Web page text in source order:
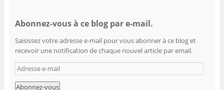
Abonnez-vous à ce blog par e-mail.
Saisissez votre adresse e-mail pour vous abonner à ce blog et
recevoir une notification de chaque nouvel article par email.
A
d
r